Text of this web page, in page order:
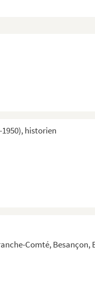
historien
Chi...
Comté, Besançon,